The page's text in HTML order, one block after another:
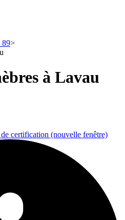
89
à Lavau
certification (nouvelle fenêtre)